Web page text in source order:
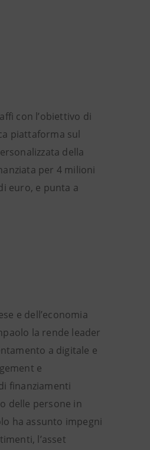
con l’obiettivo di
piattaforma sul
della
per 4 milioni
euro, e punta a
e dell’economia
la rende leader
a digitale e
e
finanziamenti
delle persone in
ha assunto impegni
l’asset